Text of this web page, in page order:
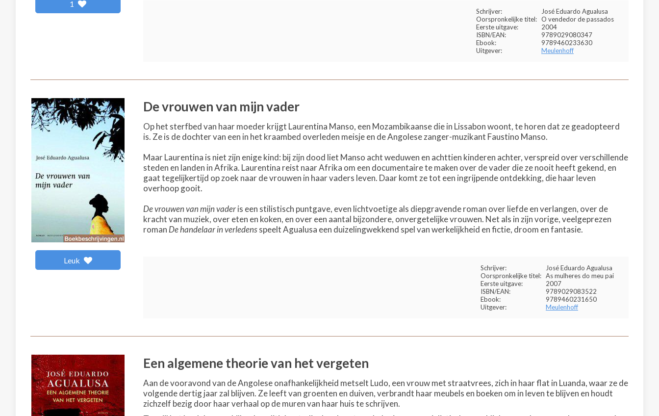
1
Schrijver:
José Eduardo Agualusa
Oorspronkelijke titel: O vendedor de passados
Eerste uitgave:
2004
ISBN/EAN:
9789029080347
Ebook:
9789460233630
Uitgever:
Meulenhoff
Leuk
De vrouwen van mijn vader
Op het sterfbed van haar moeder krijgt Laurentina Manso, een Mozambikaanse die in Lissabon woont, te horen dat ze geadopteerd
is. Ze is de dochter van een in het kraambed overleden meisje en de Angolese zanger-muzikant Faustino Manso.
Maar Laurentina is niet zijn enige kind: bij zijn dood liet Manso acht weduwen en achttien kinderen achter, verspreid over verschillende
steden en landen in Afrika. Laurentina reist naar Afrika om een documentaire te maken over de vader die ze nooit heeft gekend, en
gaat tegelijkertijd op zoek naar de vrouwen in haar vaders leven. Daar komt ze tot een ingrijpende ontdekking, die haar leven
overhoop gooit.
De vrouwen van mijn vaderis een stilistisch puntgave, even lichtvoetige als diepgravende roman over liefde en verlangen, over de
kracht van muziek, over eten en koken, en over een aantal bijzondere, onvergetelijke vrouwen. Net als in zijn vorige, veelgeprezen
roman De handelaar in verledensspeelt Agualusa een duizelingwekkend spel van werkelijkheid en fictie, droom en fantasie.
Schrijver:
José Eduardo Agualusa
Oorspronkelijke titel: As mulheres do meu pai
Eerste uitgave:
2007
ISBN/EAN:
9789029083522
Ebook:
9789460231650
Uitgever:
Meulenhoff
Een algemene theorie van het vergeten
Aan de vooravond van de Angolese onafhankelijkheid metselt Ludo, een vrouw met straatvrees, zich in haar flat in Luanda, waar ze de
volgende dertig jaar zal blijven. Ze leeft van groenten en duiven, verbrandt haar meubels en boeken om in leven te blijven en houdt
zichzelf bezig door haar verhaal op de muren van haar huis te schrijven.